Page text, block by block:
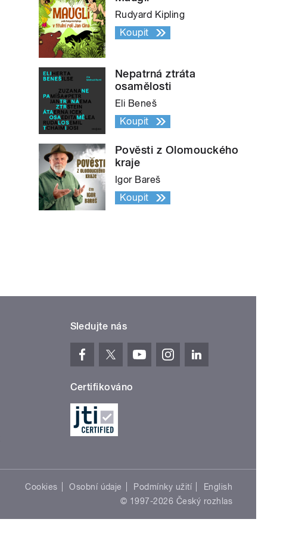
Rudyard Kipling
Koupit
Nepatrná ztráta
osamělosti
Eli Beneš
Koupit
Pověsti z Olomouckého
kraje
Igor Bareš
Koupit
Sledujte nás
Certifikováno
Cookies Osobní údaje Podmínky užití
English
© 1997-2026 Český rozhlas